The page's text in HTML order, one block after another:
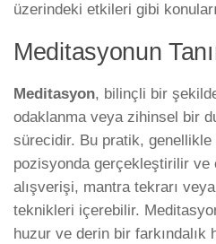
üzerindeki etkileri gibi
Meditasyonun
Meditasyon, bilinçli bir
odaklanma veya zihinsel bir
sürecidir. Bu pratik,
pozisyonda gerçekleştirilir ve
alışverişi, mantra tekrarı
teknikleri içerebilir.
huzur ve derin bir farkındalık